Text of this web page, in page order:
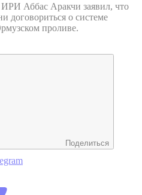
Аббас Аракчи заявил, что
договориться о системе
проливе.
Поделиться